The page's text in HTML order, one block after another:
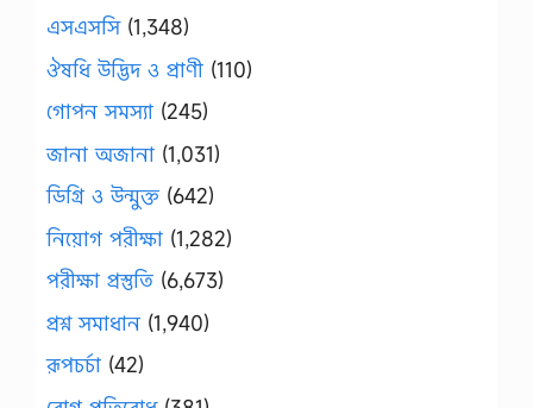
এসএসসি(1,348)
ঔষধি উদ্ভিদ ও প্রাণী (110)
গোপন সমস্যা (245)
জানা অজানা (1,031)
ডিগ্রি ও উন্মুক্ত (642)
নিয়োগ পরীক্ষা (1,282)
পরীক্ষা প্রস্তুতি (6,673)
প্রশ্ন সমাধান (1,940)
রূপচর্চা (42)